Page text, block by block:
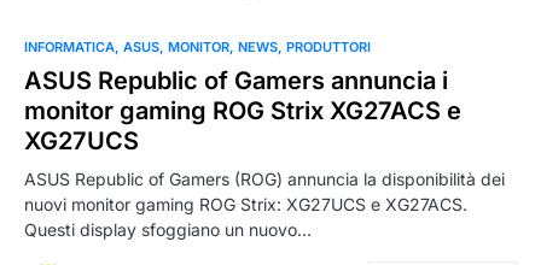
INFORMATICA ASUS MONITOR NEWS PRODUTTORI
ASUS Republic of Gamers annuncia i
monitor gaming ROG Strix XG27ACS e
XG27UCS
ASUS Republic of Gamers (ROG) annuncia la disponibilità dei
nuovi monitor gaming ROG Strix: XG27UCS e XG27ACS.
Questi display sfoggiano un nuovo…